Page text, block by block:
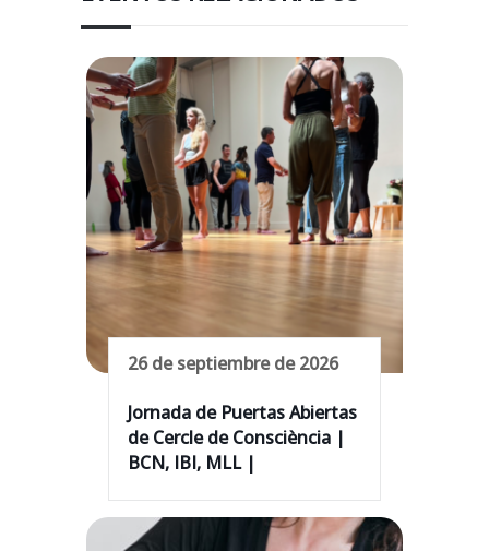
26 de septiembre de 2026
Jornada de Puertas Abiertas
de Cercle de Consciència |
BCN, IBI, MLL |